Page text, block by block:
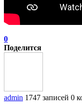
0
Поделится
admin 1747 записей 0